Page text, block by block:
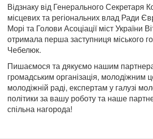
Відзнаку від Генерального Секретаря
місцевих та регіональних влад Ради
Морі та Голови Асоціації міст України
отримала перша заступниця міського
Чебелюк.
Пишаємося та дякуємо нашим
громадським організація, молодіжним
молодіжній раді, експертам у галузі
політики за вашу роботу та наше
спільна нагорода!